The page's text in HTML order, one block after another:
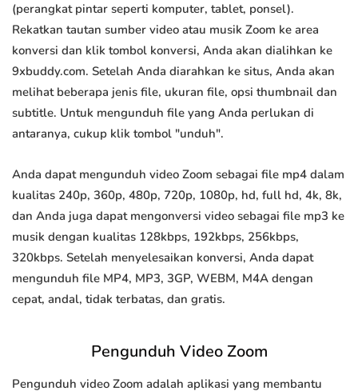
(perangkat pintar seperti komputer, tablet, ponsel).
Rekatkan tautan sumber video atau musik Zoom ke area
konversi dan klik tombol konversi, Anda akan dialihkan ke
9xbuddy.com. Setelah Anda diarahkan ke situs, Anda akan
melihat beberapa jenis file, ukuran file, opsi thumbnail dan
subtitle. Untuk mengunduh file yang Anda perlukan di
antaranya, cukup klik tombol "unduh".
Anda dapat mengunduh video Zoom sebagai file mp4 dalam
kualitas 240p, 360p, 480p, 720p, 1080p, hd, full hd, 4k, 8k,
dan Anda juga dapat mengonversi video sebagai file mp3 ke
musik dengan kualitas 128kbps, 192kbps, 256kbps,
320kbps. Setelah menyelesaikan konversi, Anda dapat
mengunduh file MP4, MP3, 3GP, WEBM, M4A dengan
cepat, andal, tidak terbatas, dan gratis.
Pengunduh Video Zoom
Pengunduh video Zoom adalah aplikasi yang membantu